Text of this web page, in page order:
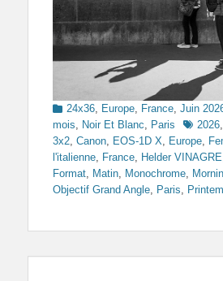
Categories
24x36, Europe, France, Juin
mois, Noir Et Blanc, Paris Tags2026,
3x2, Canon, EOS-1D X, Europe,
l'italienne, France, Helder VINAGRE
Format, Matin, Monochrome,
Objectif Grand Angle, Paris,